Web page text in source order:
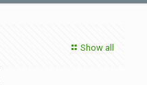
Show all